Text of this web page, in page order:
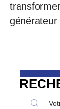
générateur